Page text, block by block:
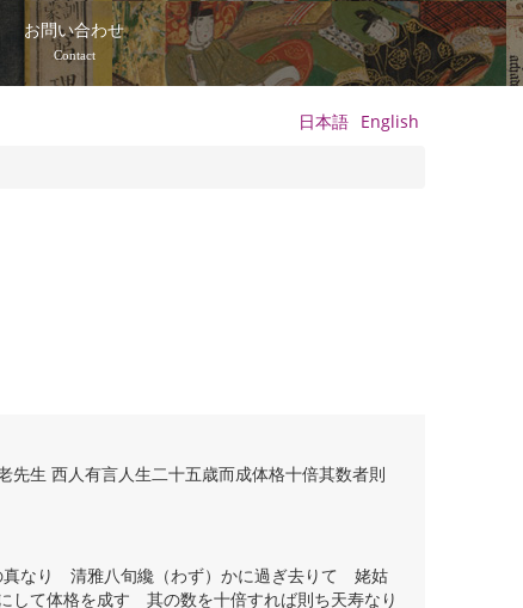
お問い合わせ
Contact
日本語 English
生 西人有言人生二十五歳而成体格十倍其数者則
真なり 清雅八旬纔（わず）かに過ぎ去りて 姥姑
して体格を成す 其の数を十倍すれば則ち天寿なり